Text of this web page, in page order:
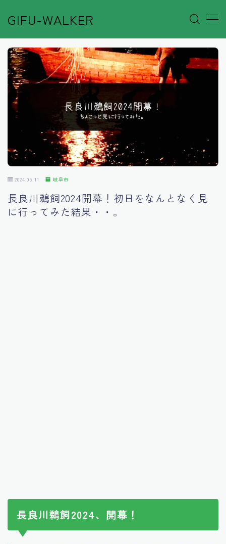
GIFU-WALKER
MENU
Author’s Voice
Café&Rest.
Go out
Others
Shop
2024.05.11 岐阜市
長良川鵜飼2024開幕！初日をなんとなく見
に行ってみた結果・・。
長良川鵜飼2024、開幕！